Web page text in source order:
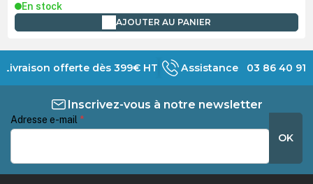
En stock
AJOUTER AU PANIER
Livraison offerte dès 399€ HT Assistance 03 86 40 91
Inscrivez-vous à notre newsletter
Adresse e-mail *
OK